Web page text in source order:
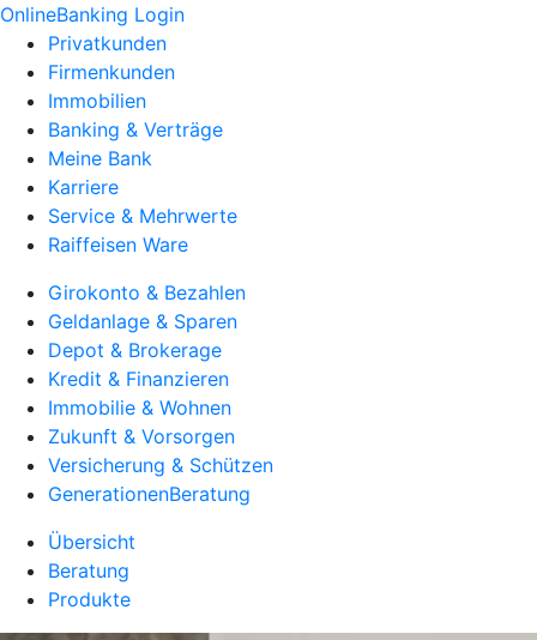
OnlineBanking Login
Privatkunden
Firmenkunden
Immobilien
Banking & Verträge
Meine Bank
Karriere
Service & Mehrwerte
Raiffeisen Ware
Girokonto & Bezahlen
Geldanlage & Sparen
Depot & Brokerage
Kredit & Finanzieren
Immobilie & Wohnen
Zukunft & Vorsorgen
Versicherung & Schützen
GenerationenBeratung
Übersicht
Beratung
Produkte